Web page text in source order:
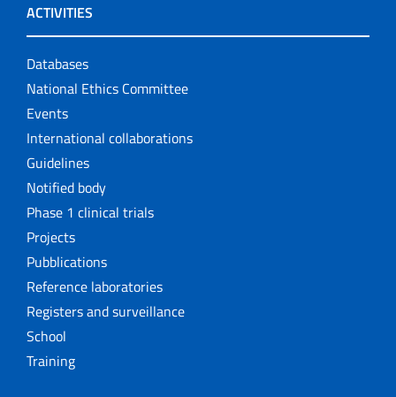
ACTIVITIES
Databases
National Ethics Committee
Events
International collaborations
Guidelines
Notified body
Phase 1 clinical trials
Projects
Pubblications
Reference laboratories
Registers and surveillance
School
Training